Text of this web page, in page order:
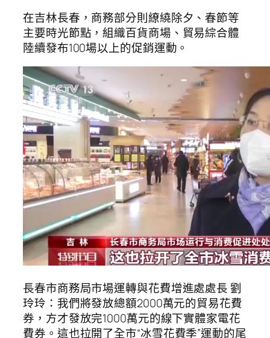
在吉林長春，商務部分則繚繞除夕、春節等
主要時光節點，組織百貨商場、貿易綜合體
陸續發布100場以上的促銷運動。
長春市商務局市場運轉與花費增進處處長 劉
玲玲：我們將發放總額2000萬元的貿易花費
券，方才發放完1000萬元的線下實體家電花
費券。這也拉開了全市“冰雪花費季”運動的尾